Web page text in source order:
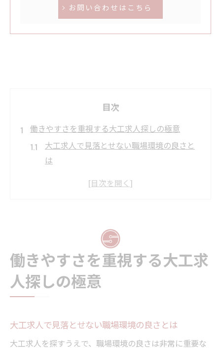
お問い合わせはこちら
目次
働きやすさを重視する大工求人探しの極意
大工求人で見落とせない職場環境の良さと
は
長く続けやすい大工求人の特徴を知る
門真市で注目される職場環境良好な現場
門真市で選ばれる大工求人の魅力とは
大工求人で職場環境良好な現場の探し方
働きやすい大工求人が多い門真市の理由
門真市の大工求人で評判の良い現場例
働きやすさを重視する大工求
人探しの極意
大工求人で見落とせない職場環境の良さとは
大工求人を探すうえで、職場環境の良さは非常に重要な